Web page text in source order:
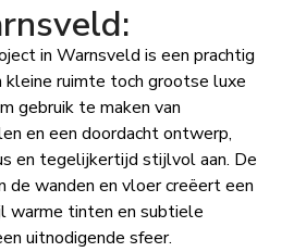
in Warnsveld is een prachtig
kleine ruimte toch grootse luxe
gebruik te maken van
en een doordacht ontwerp,
en tegelijkertijd stijlvol aan. De
de wanden en vloer creëert een
warme tinten en subtiele
uitnodigende sfeer.